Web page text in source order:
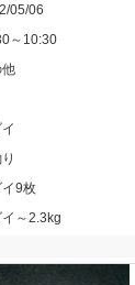
05/06
～10:30
他
イ9枚
イ～2.3kg